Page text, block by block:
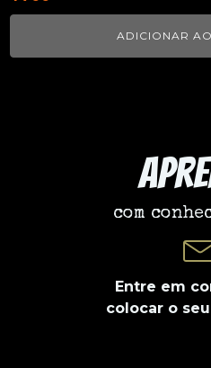
ADICIONAR
com
Entre em
colocar o